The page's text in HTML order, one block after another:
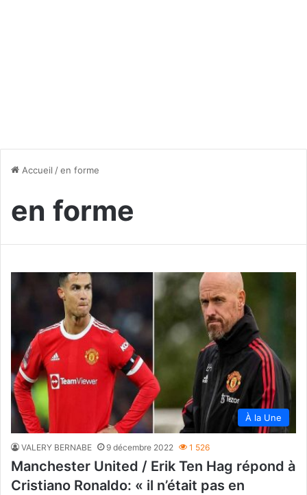
Accueil /en forme
en forme
À la Une
VALERY BERNABE 9 décembre 2022 1 526
Manchester United / Erik Ten Hag répond à
Cristiano Ronaldo: « il n’était pas en